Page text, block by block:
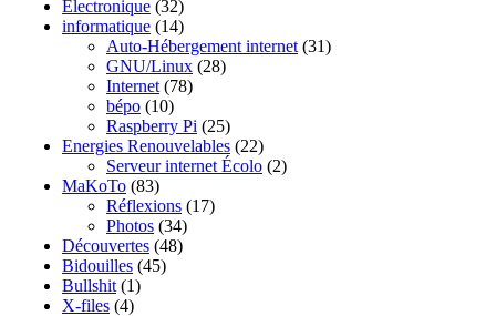
Électronique (32)
informatique (14)
Auto-Hébergement internet (31)
GNU/Linux (28)
Internet (78)
bépo (10)
Raspberry Pi (25)
Energies Renouvelables (22)
Serveur internet Écolo (2)
MaKoTo (83)
Réflexions (17)
Photos (34)
Découvertes (48)
Bidouilles (45)
Bullshit (1)
X-files (4)